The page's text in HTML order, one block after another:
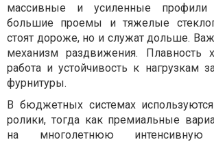
массивные и усиленные профили
большие проемы и тяжелые
стоят дороже, но и служат дольше.
механизм раздвижения. Плавность
работа и устойчивость к нагрузкам
фурнитуры.
В бюджетных системах
ролики, тогда как премиальные
на многолетнюю интенсивную